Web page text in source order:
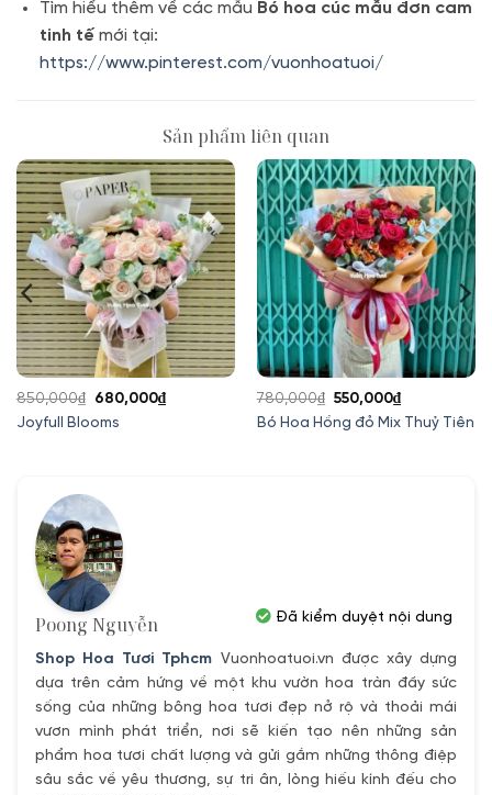
Tìm hiểu thêm về các mẫu Bó hoa cúc mẫu đơn cam
tinh tếmới tại:
https://www.pinterest.com/vuonhoatuoi/
Sản phẩm liên quan
Joyfull Blooms
850,000₫
Giá
gốc
680,000₫Giá
Bó Hoa Hồng đỏ Mix Thuỷ Tiên
780,000₫ Giá
gốc
550,000₫Giá
hiện
Poong Nguyễn
Shop Hoa Tươi Tphcm Vuonhoatuoi.vn được xây dựng
dựa trên cảm hứng về một khu vườn hoa tràn đầy sức
sống của những bông hoa tươi đẹp nở rộ và thoải mái
vươn mình phát triển, nơi sẽ kiến tạo nên những sản
phẩm hoa tươi chất lượng và gửi gắm những thông điệp
sâu sắc về yêu thương, sự tri ân, lòng hiếu kính đếu cho
Đã kiểm duyệt nội dung